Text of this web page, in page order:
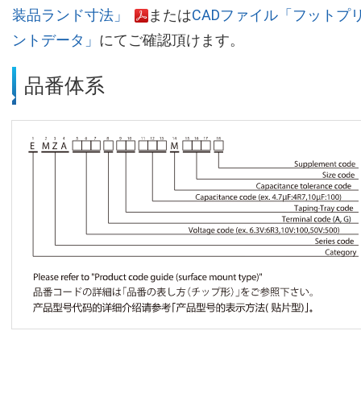
装品ランド寸法」
またはCADファイル「フットプ
ントデータ」 にてご確認頂けます。
品番体系